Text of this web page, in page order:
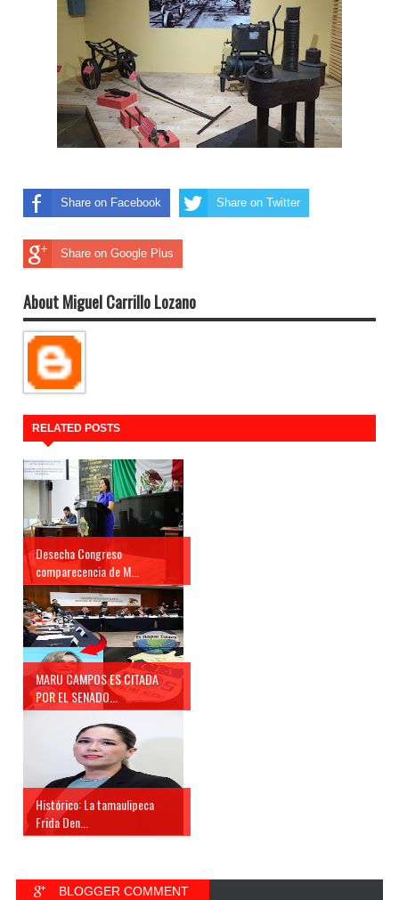
Share on Facebook Share on Twitter
Share on Google Plus
About Miguel Carrillo Lozano
RELATED POSTS
Desecha Congreso
comparecencia de M...
MARU CAMPOS ES CITADA
POR EL SENADO...
Histórico: La tamaulipeca
Frida Den...
BLOGGER COMMENT